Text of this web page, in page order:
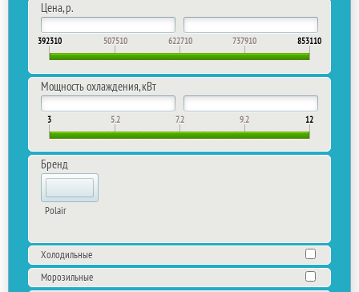
Цена, р.
392310 507510 622710 737910 853110
Мощность охлаждения, кВт
3 5.2 7.2 9.2 12
Бренд
Polair
Холодильные
Морозильные